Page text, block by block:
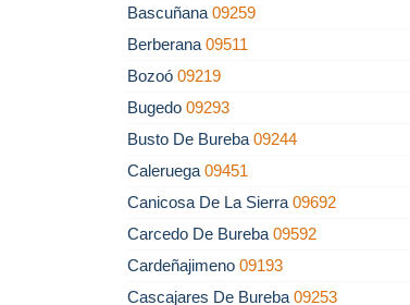
Bascuñana 09259
Berberana 09511
Bozoó 09219
Bugedo 09293
Busto De Bureba 09244
Caleruega 09451
Canicosa De La Sierra 09692
Carcedo De Bureba 09592
Cardeñajimeno 09193
Cascajares De Bureba 09253